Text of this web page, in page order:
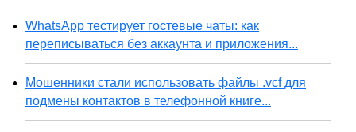
WhatsApp тестирует гостевые чаты: как
переписываться без аккаунта и приложения...
Мошенники стали использовать файлы .vcf для
подмены контактов в телефонной книге...